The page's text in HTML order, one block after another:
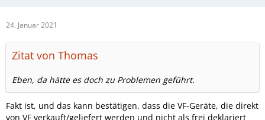
24. Januar 2021
Zitat von Thomas
Eben, da hätte es doch zu Problemen geführt.
Fakt ist, und das kann bestätigen, dass die VF-Geräte, die direkt
von VF verkauft/geliefert werden und nicht als frei deklariert